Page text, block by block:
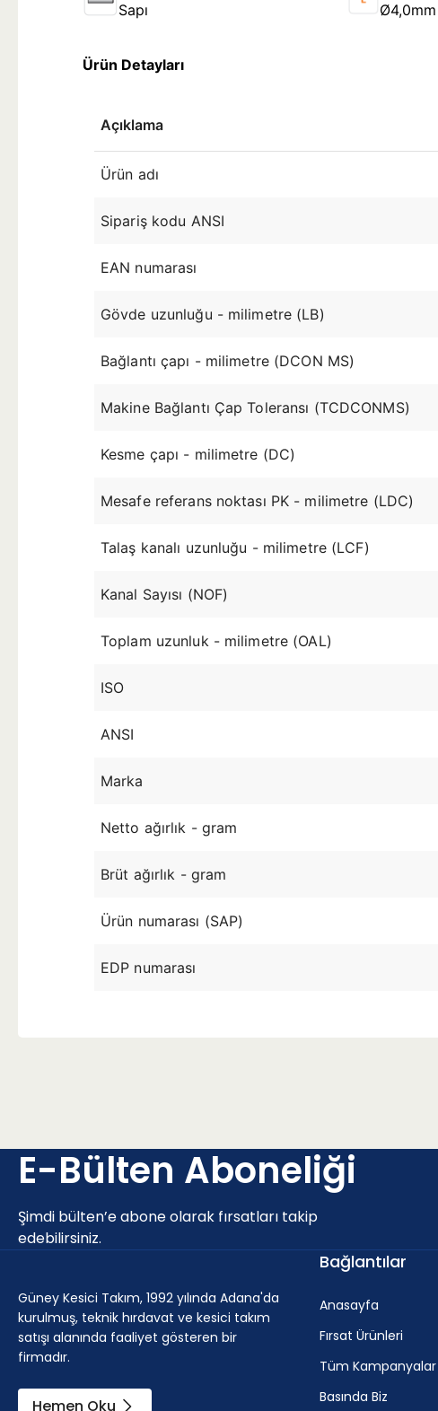
Sapı
Ø4,0mm
Ürün Detayları
Açıklama
Ürün adı
Sipariş kodu ANSI
EAN numarası
Gövde uzunluğu - milimetre (LB)
Bağlantı çapı - milimetre (DCON MS)
Makine Bağlantı Çap Toleransı (TCDCONMS)
Kesme çapı - milimetre (DC)
Mesafe referans noktası PK - milimetre (LDC)
Talaş kanalı uzunluğu - milimetre (LCF)
Kanal Sayısı (NOF)
Toplam uzunluk - milimetre (OAL)
ISO
ANSI
Marka
Netto ağırlık - gram
Brüt ağırlık - gram
Ürün numarası (SAP)
EDP numarası
E-Bülten Aboneliği
Şimdi bülten’e abone olarak fırsatları takip
edebilirsiniz.
Güney Kesici Takım, 1992 yılında Adana'da
kurulmuş, teknik hırdavat ve kesici takım
satışı alanında faaliyet gösteren bir
firmadır.
Hemen Oku
Bağlantılar
Anasayfa
Fırsat Ürünleri
Tüm Kampanyalar
Basında Biz